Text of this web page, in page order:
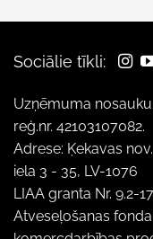
Sociālie tīkli:
Uzņēmuma
reģ.nr. 42103107082.
Adrese: Ķekavas
iela 3 - 35, LV-1076
LIAA granta Nr. 9.2-
Atveseļošanas